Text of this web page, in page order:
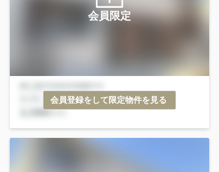
会員限定
会員登録をして限定物件を見る